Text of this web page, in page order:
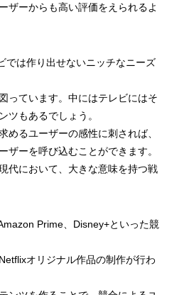
ザーからも高い評価をえられるよ
では作り出せないニッチなニーズ
っています。中にはテレビにはそ
ツもあるでしょう。
めるユーザーの感性に刺されば、
ザーを呼び込むことができます。
代において、大きな意味を持つ戦
Prime、Disney+といった競
オリジナル作品の制作が行わ